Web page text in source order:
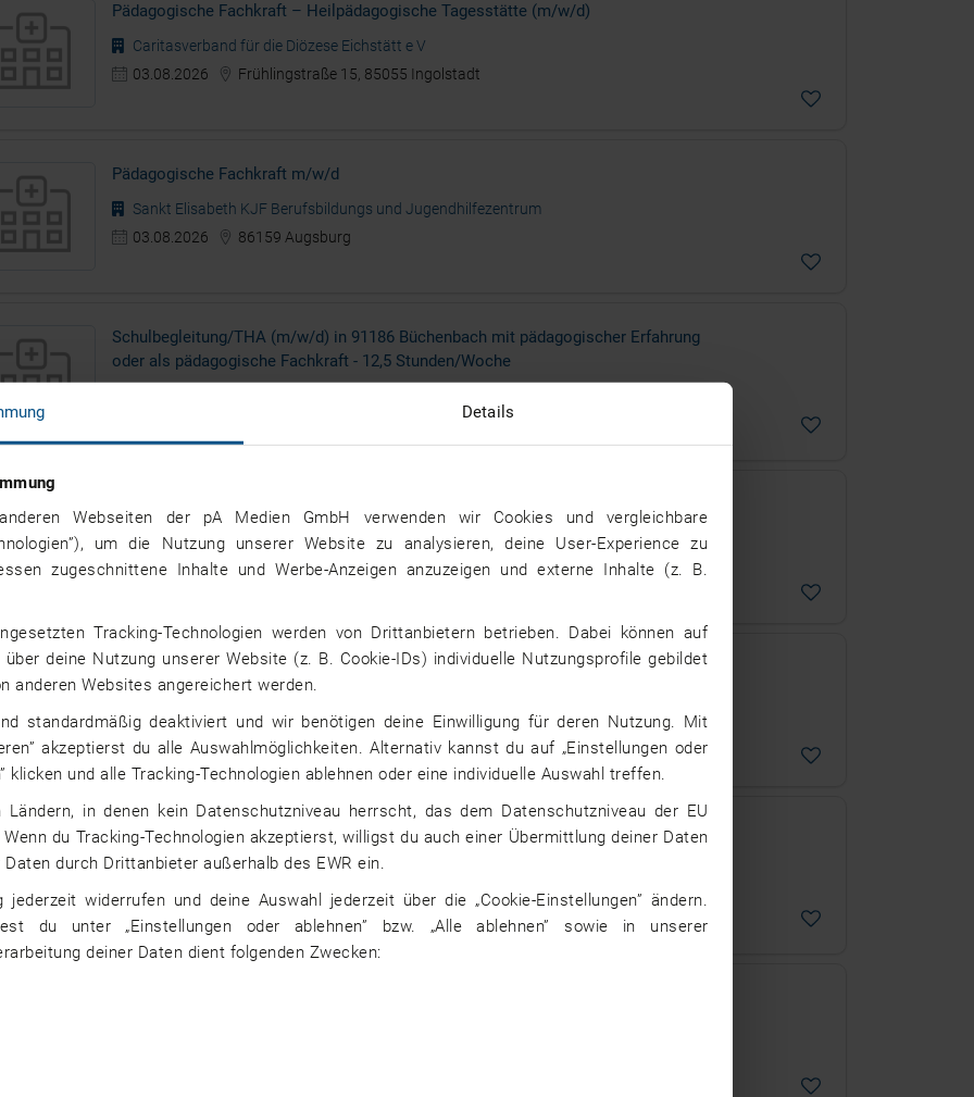
Details
Webseiten der pA Medien GmbH verwenden wir Cookies und vergleichbare
um die Nutzung unserer Website zu analysieren, deine User-Experience zu
zugeschnittene Inhalte und Werbe-Anzeigen anzuzeigen und externe Inhalte (z. B.
Tracking-Technologien werden von Drittanbietern betrieben. Dabei können auf
deine Nutzung unserer Website (z. B. Cookie-IDs) individuelle Nutzungsprofile gebildet
anderen Websites angereichert werden.
standardmäßig deaktiviert und wir benötigen deine Einwilligung für deren Nutzung. Mit
akzeptierst du alle Auswahlmöglichkeiten. Alternativ kannst du auf „Einstellungen oder
klicken und alle Tracking-Technologien ablehnen oder eine individuelle Auswahl treffen.
in denen kein Datenschutzniveau herrscht, das dem Datenschutzniveau der EU
du Tracking-Technologien akzeptierst, willigst du auch einer Übermittlung deiner Daten
durch Drittanbieter außerhalb des EWR ein.
widerrufen und deine Auswahl jederzeit über die „Cookie-Einstellungen” ändern.
du unter „Einstellungen oder ablehnen” bzw. „Alle ablehnen” sowie in unserer
deiner Daten dient folgenden Zwecken:
Pädagogische Fachkraft – Heilpädagogische Tagesstätte (m/w/d)
Caritasverband für die Diözese Eichstätt e V
03.08.2026
Frühlingstraße 15, 85055 Ingolstadt
Pädagogische Fachkraft m/w/d
Sankt Elisabeth KJF Berufsbildungs und Jugendhilfezentrum
03.08.2026
86159 Augsburg
Schulbegleitung/THA (m/w/d) in 91186 Büchenbach mit pädagogischer Erfahrung
oder als pädagogische Fachkraft - 12,5 Stunden/Woche
persona service AG Co KG Niederlassung München
03.08.2026
80999 München
Pädagogische Fachkraft in Wildflecken (w/m/d)
03.08.2026
Waltherstraße 6, 97074 Würzburg
Pädagogische Fachkraft (m/w/d) für Jugendhilfe Wohngruppe in Feldkirchen, 20
Std./Woche
Diakonie München und Oberbayern
03.08.2026
Hohenlindner Straße 8, 85622 Feldkirchen